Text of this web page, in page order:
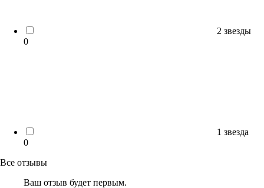
2 звезды
0
1 звезда
0
Все отзывы
Ваш отзыв будет первым.